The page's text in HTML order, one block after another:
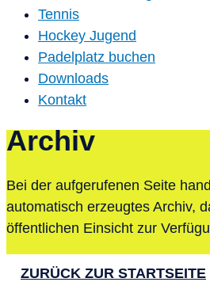
Tennis
Hockey Jugend
Padelplatz buchen
Downloads
Kontakt
Archiv
Bei der aufgerufenen Seite
automatisch erzeugtes Archiv,
öffentlichen Einsicht zur
ZURÜCK ZUR STARTSEITE